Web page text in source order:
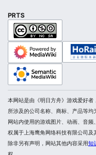
PRTS
本网站是由《明日方舟》游戏爱好
所涉及的公司名称、商标、产品等均
网站内使用的游戏图片、动画、音
权属于上海鹰角网络科技有限公司及
除非另有声明，网站其他内容采用知